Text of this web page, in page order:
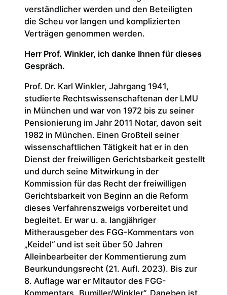
verständlicher werden und den Beteiligten
die Scheu vor langen und komplizierten
Verträgen genommen werden.
Herr Prof. Winkler, ich danke Ihnen für dieses
Gespräch.
Prof. Dr. Karl Winkler, Jahrgang 1941,
studierte Rechtswissenschaftenan der LMU
in München und war von 1972 bis zu seiner
Pensionierung im Jahr 2011 Notar, davon seit
1982 in München. Einen Großteil seiner
wissenschaftlichen Tätigkeit hat er in den
Dienst der freiwilligen Gerichtsbarkeit gestellt
und durch seine Mitwirkung in der
Kommission für das Recht der freiwilligen
Gerichtsbarkeit von Beginn an die Reform
dieses Verfahrenszweigs vorbereitet und
begleitet. Er war u. a. langjähriger
Mitherausgeber des FGG-Kommentars von
„Keidel“ und ist seit über 50 Jahren
Alleinbearbeiter der Kommentierung zum
Beurkundungsrecht (21. Aufl. 2023). Bis zur
8. Auflage war er Mitautor des FGG-